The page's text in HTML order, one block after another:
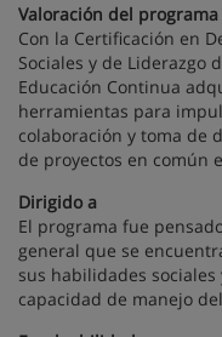
Valoración del programa
Con la Certificación en
Sociales y de Liderazgo
Educación Continua
herramientas para
colaboración y toma de
de proyectos en común
Dirigido a
El programa fue
general que se
sus habilidades
capacidad de manejo